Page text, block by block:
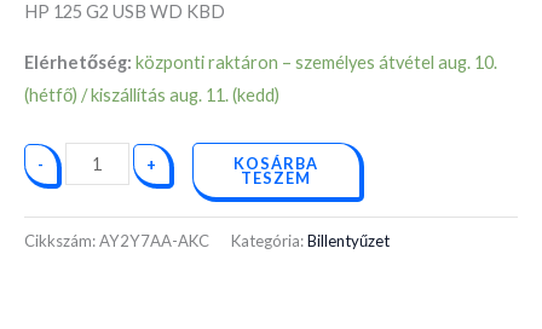
HP 125 G2 USB WD KBD
Elérhetőség: központi raktáron – személyes átvétel aug. 10.
(hétfő) / kiszállítás aug. 11. (kedd)
- + KOSÁRBA
TESZEM
Cikkszám:AY2Y7AA-AKC Kategória:Billentyűzet